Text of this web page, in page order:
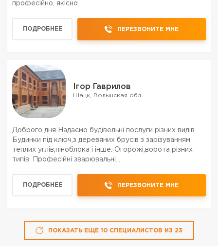
професійно, якісно.
ПОДРОБНЕЕ ПЕРЕЗВОНИТЕ МНЕ
Ігор Гаврилов
Шацк, Волынская обл.
Доброго дня Надаємо будівельні послуги різних видів.
Будинки під ключ,з деревяних брусів з зарізуванням
теплих углів,піноблока і інше. Огорожі,ворота різних
типів. Професійні зварювальні
мінватою,пінопла...
ПОДРОБНЕЕ ПЕРЕЗВОНИТЕ МНЕ
ПОКАЗАТЬ ЕЩЕ 10 СПЕЦИАЛИСТОВ ИЗ 23